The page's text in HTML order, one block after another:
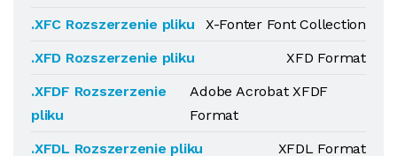
.XFC Rozszerzenie pliku
X-Fonter Font Collection
.XFD Rozszerzenie pliku
XFD Format
.XFDF Rozszerzenie
pliku
Adobe Acrobat XFDF
Format
.XFDL Rozszerzenie pliku
XFDL Format